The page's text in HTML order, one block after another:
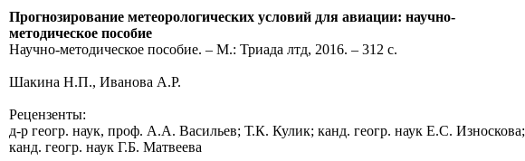
Прогнозирование метеорологических условий для авиации: научно-
методическое пособие
Научно-методическое пособие. ‒ М.: Триада лтд, 2016. ‒ 312 с.
Шакина Н.П., Иванова А.Р.
Рецензенты:
д-р геогр. наук, проф. А.А. Васильев; Т.К. Кулик; канд. геогр. наук Е.С. Износкова;
канд. геогр. наук Г.Б. Матвеева